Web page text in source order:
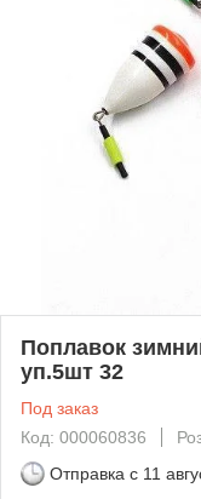
Поплавок
уп.5шт 32
Под заказ
Код: 000060836
Отправка с 11